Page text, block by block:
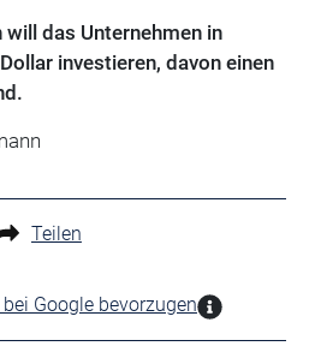
das Unternehmen in
investieren, davon einen
Teilen
Google bevorzugen